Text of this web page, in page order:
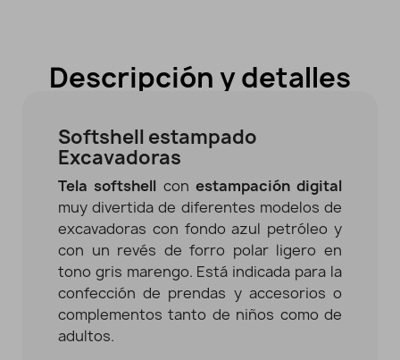
Descripción y detalles
Softshell estampado
Excavadoras
Tela softshell con estampación digital
muy divertida de diferentes modelos de
excavadoras con fondo azul petróleo y
con un revés de forro polar ligero en
tono gris marengo. Está indicada para la
confección de prendas y accesorios o
complementos tanto de niños como de
adultos.